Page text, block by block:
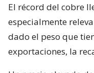
El récord del cobre
especialmente
dado el peso que
exportaciones, la